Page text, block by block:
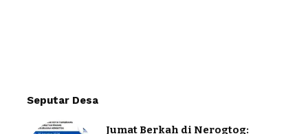
Seputar Desa
Jumat Berkah di Nerogtog: